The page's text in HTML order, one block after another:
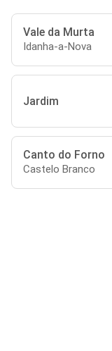
Vale da Murta
Idanha-a-Nova
Jardim
Canto do Forno
Castelo Branco